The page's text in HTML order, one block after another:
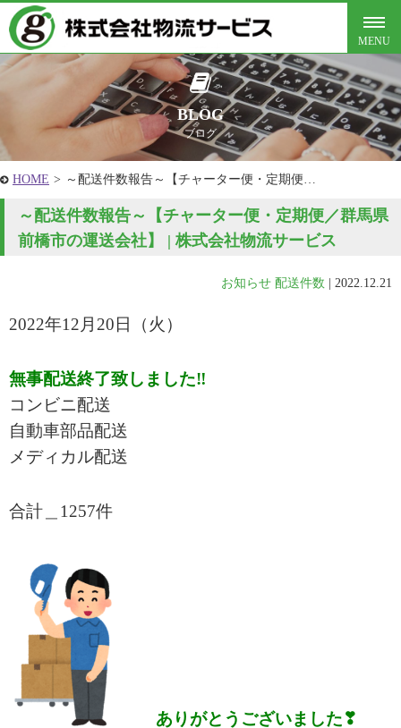
BLOG
ブログ
HOME > ～配送件数報告～【チャーター便・定期便…
～配送件数報告～【チャーター便・定期便／群馬県
前橋市の運送会社】 | 株式会社物流サービス
お知らせ 配送件数 2022.12.21
2022年12月20 日（火 ）
無事配送終了致しました‼
コンビニ配送
自動車部品配送
メディカル配送
合計＿1257件
ありがとうございました❣